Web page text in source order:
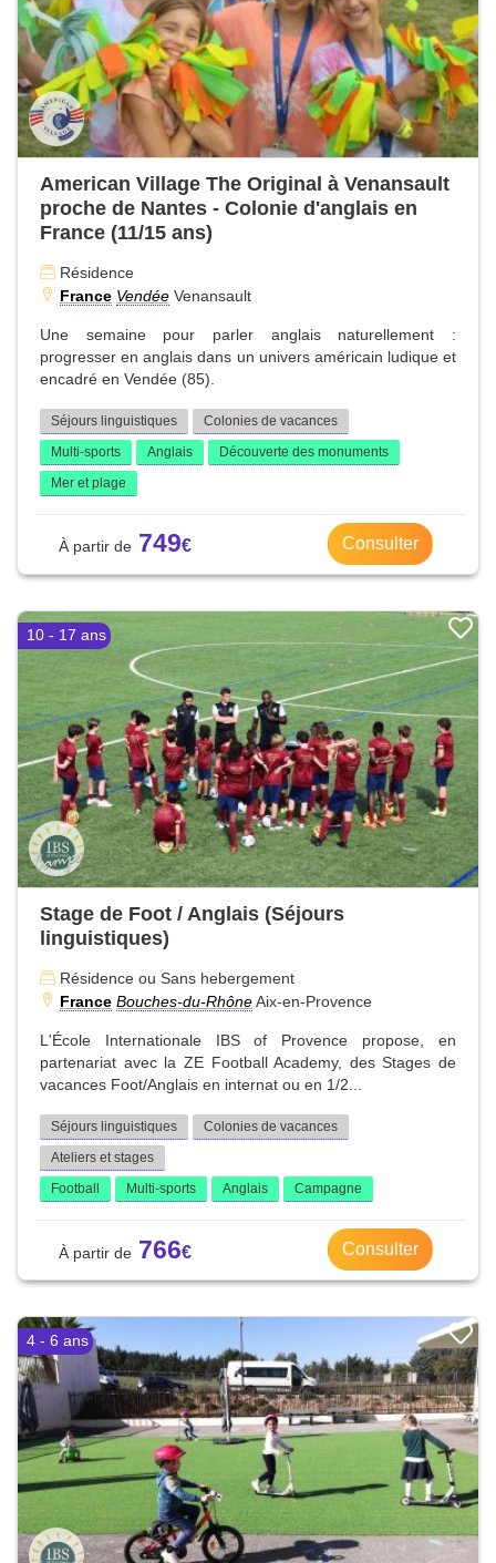
American Village The Original à Venansault
proche de Nantes - Colonie d'anglais en
France (11/15 ans)
Résidence
France Vendée Venansault
Une semaine pour parler anglais naturellement :
progresser en anglais dans un univers américain ludique et
encadré en Vendée (85).
Séjours linguistiques
Colonies de vacances
Multi-sports
Anglais
Découverte des monuments
Mer et plage
749 Consulter
10 - 17 ans
Stage de Foot / Anglais (Séjours
linguistiques)
Résidence ou Sans hebergement
France Bouches-du-RhôneAix-en-Provence
L'École Internationale IBS of Provence propose, en
partenariat avec la ZE Football Academy, des Stages de
vacances Foot/Anglais en internat ou en 1/2...
Séjours linguistiques
Colonies de vacances
Ateliers et stages
Football
Multi-sports Anglais Campagne
766 Consulter
4 - 6 ans